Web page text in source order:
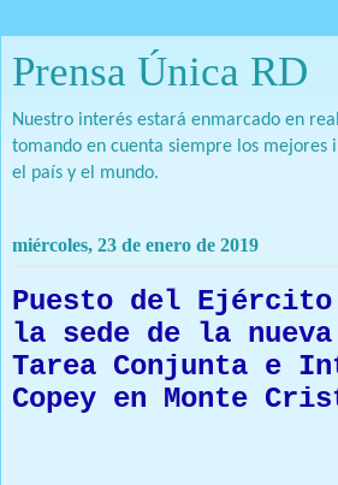
Prensa Única RD
Nuestro interés estará enmarcado en
tomando en cuenta siempre los mejores
el país y el mundo.
miércoles, 23 de enero de 2019
Puesto del
la sede de la nueva
Tarea Conjunta e
Copey en Monte